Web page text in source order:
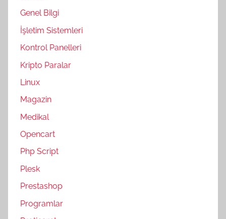
Genel Bilgi
İşletim Sistemleri
Kontrol Panelleri
Kripto Paralar
Linux
Magazin
Medikal
Opencart
Php Script
Plesk
Prestashop
Programlar